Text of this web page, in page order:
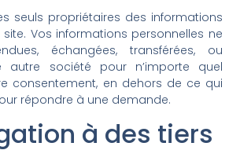
seuls propriétaires des informations
Vos informations personnelles ne
échangées, transférées, ou
autre société pour n’importe quel
consentement, en dehors de ce qui
répondre à une demande.
à des tiers